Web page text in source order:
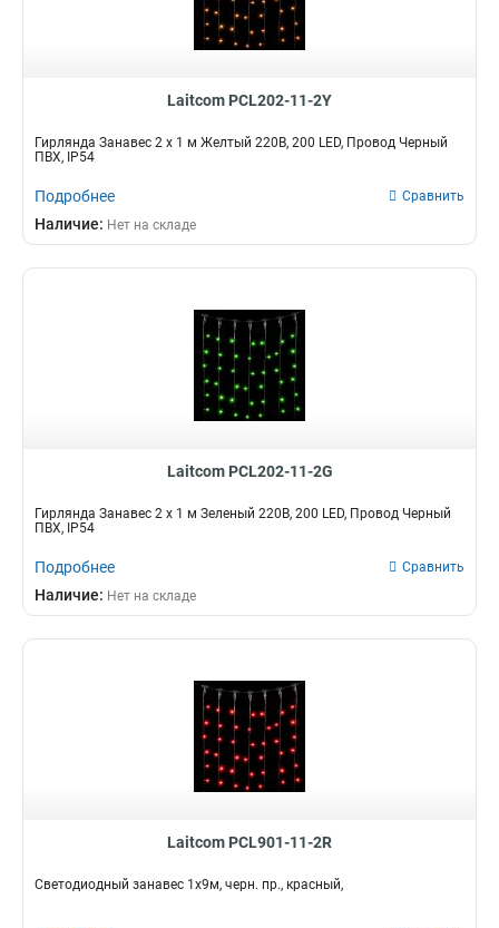
Laitcom PCL202-11-2Y
Гирлянда Занавес 2 x 1 м Желтый 220В, 200 LED, Провод Черный
ПВХ, IP54
Подробнее Сравнить
Наличие: Нет на складе
Laitcom PCL202-11-2G
Гирлянда Занавес 2 x 1 м Зеленый 220В, 200 LED, Провод Черный
ПВХ, IP54
Подробнее Сравнить
Наличие: Нет на складе
Laitcom PCL901-11-2R
Светодиодный занавес 1x9м, черн. пр., красный,